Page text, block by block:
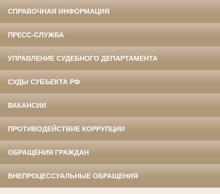
СПРАВОЧНАЯ ИНФОРМАЦИЯ
ПРЕСС-СЛУЖБА
УПРАВЛЕНИЕ СУДЕБНОГО ДЕПАРТАМЕНТА
СУДЫ СУБЪЕКТА РФ
ВАКАНСИИ
ПРОТИВОДЕЙСТВИЕ КОРРУПЦИИ
ОБРАЩЕНИЯ ГРАЖДАН
ВНЕПРОЦЕССУАЛЬНЫЕ ОБРАЩЕНИЯ